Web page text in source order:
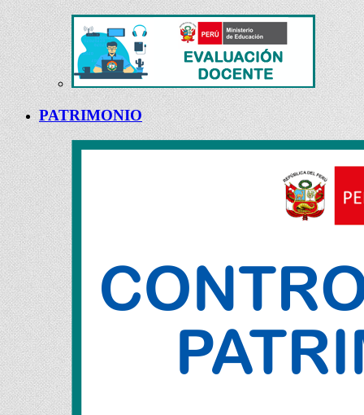
PATRIMONIO